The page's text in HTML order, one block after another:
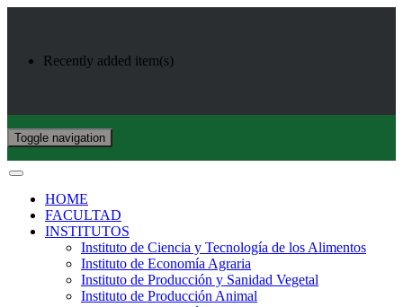
Recently added item(s)
Toggle navigation
HOME
FACULTAD
INSTITUTOS
Instituto de Ciencia y Tecnología de los Alimentos
Instituto de Economía Agraria
Instituto de Producción y Sanidad Vegetal
Instituto de Producción Animal